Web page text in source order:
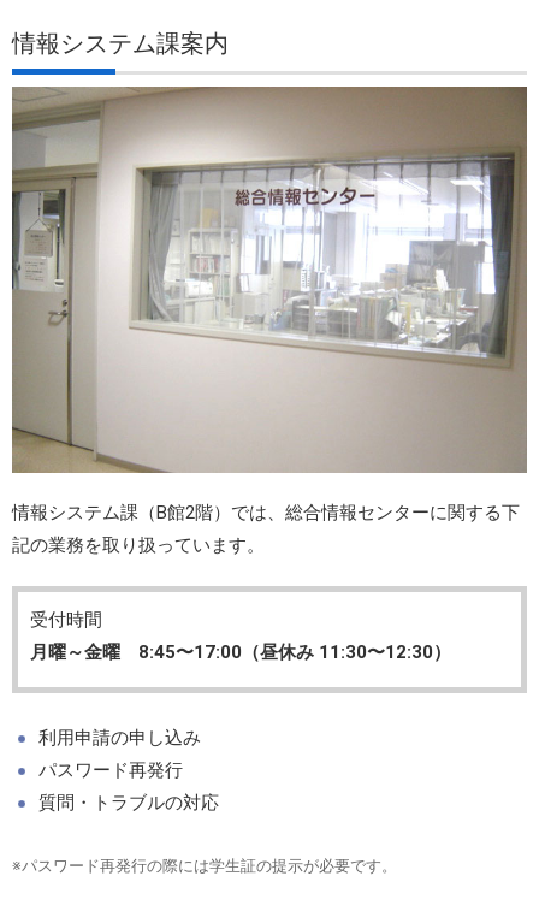
情報システム課案内
情報システム課（B館2階）では、総合情報センターに関する下
記の業務を取り扱っています。
受付時間
月曜～金曜 8:45〜17:00（昼休み 11:30〜12:30）
利用申請の申し込み
パスワード再発行
質問・トラブルの対応
※パスワード再発行の際には学生証の提示が必要です。